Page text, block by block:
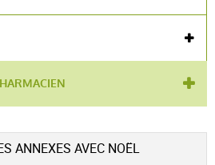
ANNEXES AVEC NOËL